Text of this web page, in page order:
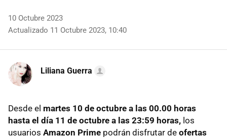
10 Octubre 2023
Actualizado 11 Octubre 2023, 10:40
Liliana Guerra
Desde el martes 10 de octubre a las 00.00 horas
hasta el día 11 de octubre a las 23:59 horas, los
usuarios Amazon Prime podrán disfrutar de ofertas